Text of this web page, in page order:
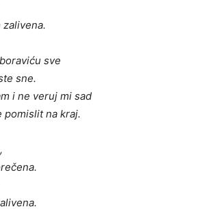
sve
sne.
i ne veruj mi sad
pomislit na kraj.